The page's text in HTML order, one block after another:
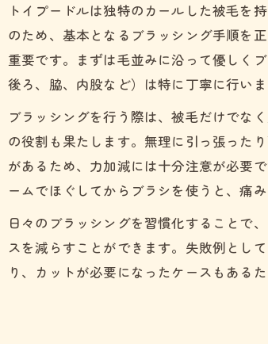
シやスプレーでふわふわ感をアップ
保つトイプードルのケアタイミング
慮したトイプードルケア術
ドルが嫌がる原因と優しい接し方の工夫
イプードルもリラックスできるケア方法
グ嫌い克服のための段階的アプローチ
ドルの苦手部位をやさしくケアする工夫
活用したトイプードルの信頼関係づくり
毛玉予防に効果的なコツとは
ルの毛玉ができやすい部位と予防法
最適なスリッカーブラシの使い方
トイプードルの毛玉を防ぐポイント
トイプードルは独特のカールした被毛を
のため、基本となるブラッシング手順を
重要です。まずは毛並みに沿って優しく
後ろ、脇、内股など）は特に丁寧に行いま
ブラッシングを行う際は、被毛だけでな
の役割も果たします。無理に引っ張った
があるため、力加減には十分注意が必要
ームでほぐしてからブラシを使うと、痛
日々のブラッシングを習慣化することで
スを減らすことができます。失敗例とし
り、カットが必要になったケースもある